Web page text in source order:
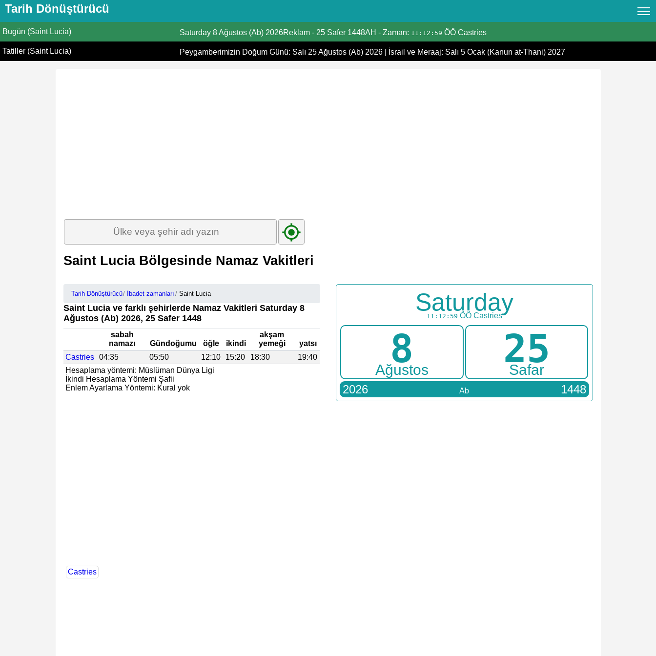
Tarih Dönüştürücü
Tarih Dönüştürücü
Hicri Takvim
Bugün (Saint Lucia) Saturday 8 Ağustos (Ab) 2026Reklam- 25 Safer 1448AH - Zaman: 11:12:59 ÖÖ Castries
Tatiller (Saint Lucia) Peygamberimizin Doğum Günü: Salı 25 Ağustos (Ab) 2026 İsrail ve Meraaj: Salı 5 Ocak (Kanun at-Thani) 2027
Saint Lucia Bölgesinde Namaz Vakitleri
Tarih Dönüştürücü İbadet zamanları Saint Lucia
Saint Lucia ve farklı şehirlerde Namaz Vakitleri Saturday 8
Ağustos (Ab) 2026, 25 Safer 1448
sabah
namazı
Gündoğumu öğle ikindi
akşam
yemeği
yatsı
Castries
04:35 05:50 12:10 15:20 18:30
19:40
Hesaplama yöntemi: Müslüman Dünya Ligi
İkindi Hesaplama Yöntemi Şafii
Enlem Ayarlama Yöntemi: Kural yok
Saturday
11:12:59 ÖÖ Castries
8
Ağustos 25
Safar
2026 Ab 1448
Castries